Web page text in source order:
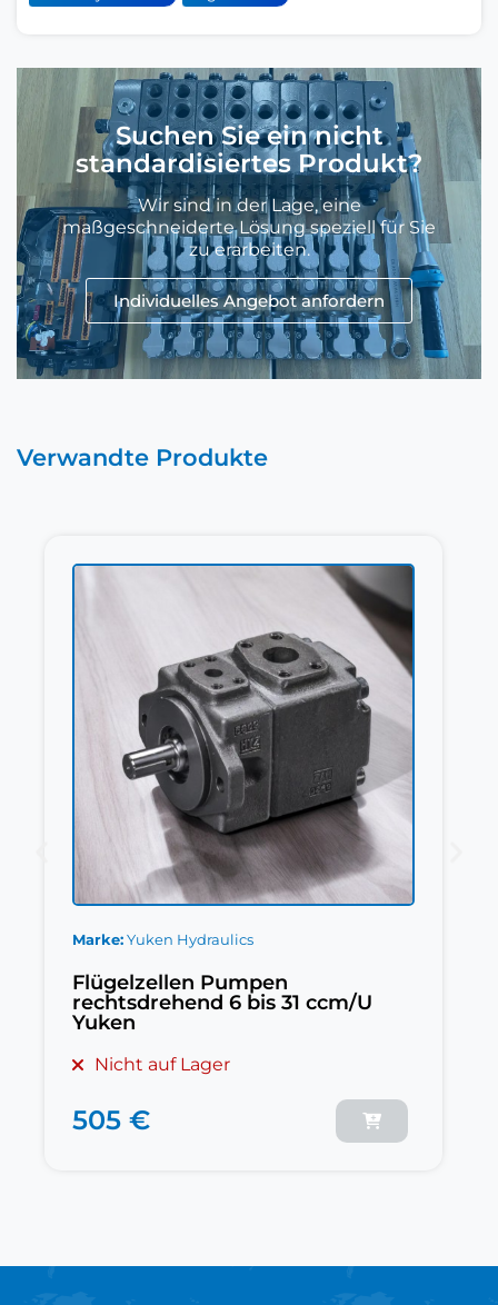
Suchen Sie ein nicht
standardisiertes Produkt?
Wir sind in der Lage, eine
maßgeschneiderte Lösung speziell für Sie
zu erarbeiten.
Individuelles Angebot anfordern
Verwandte Produkte
Marke Yuken Hydraulics
Flügelzellen Pumpen
rechtsdrehend 6 bis 31 ccm/U
Yuken
Nicht auf Lager
505 €